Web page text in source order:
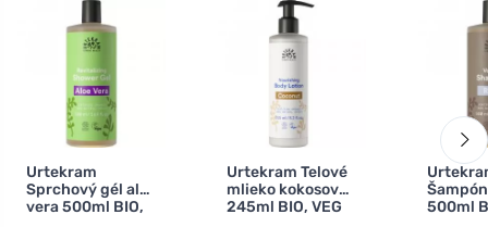
Urtekram
Sprchový gél aloe
vera 500ml BIO,
Urtekram Telové
mlieko kokosové
245ml BIO, VEG
500ml